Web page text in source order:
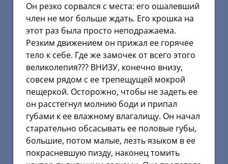
Он резко сорвался с места: его ошалевший
член не мог больше ждать. Его крошка на
этот раз была просто неподражаема.
Резким движением он прижал ее горячее
тело к себе. Где же замочек от всего этого
великолепия??? ВНИЗУ, конечно внизу,
совсем рядом с ее трепещущей мокрой
пещеркой. Осторожно, чтобы не задеть ее
он расстегнул молнию боди и припал
губами к ее влажному влагалищу. Он начал
старательно обсасывать ее половые губы,
большие, потом малые, лезть языком в ее
покрасневшую пизду, наконец томить